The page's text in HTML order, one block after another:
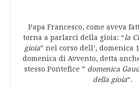
Papa Francesco, come aveva
torna a parlarci della gioia: “la
gioia” nel corso dell’, domenica
domenica di Avvento, detta
stesso Pontefice ” domenica
della gioia“.